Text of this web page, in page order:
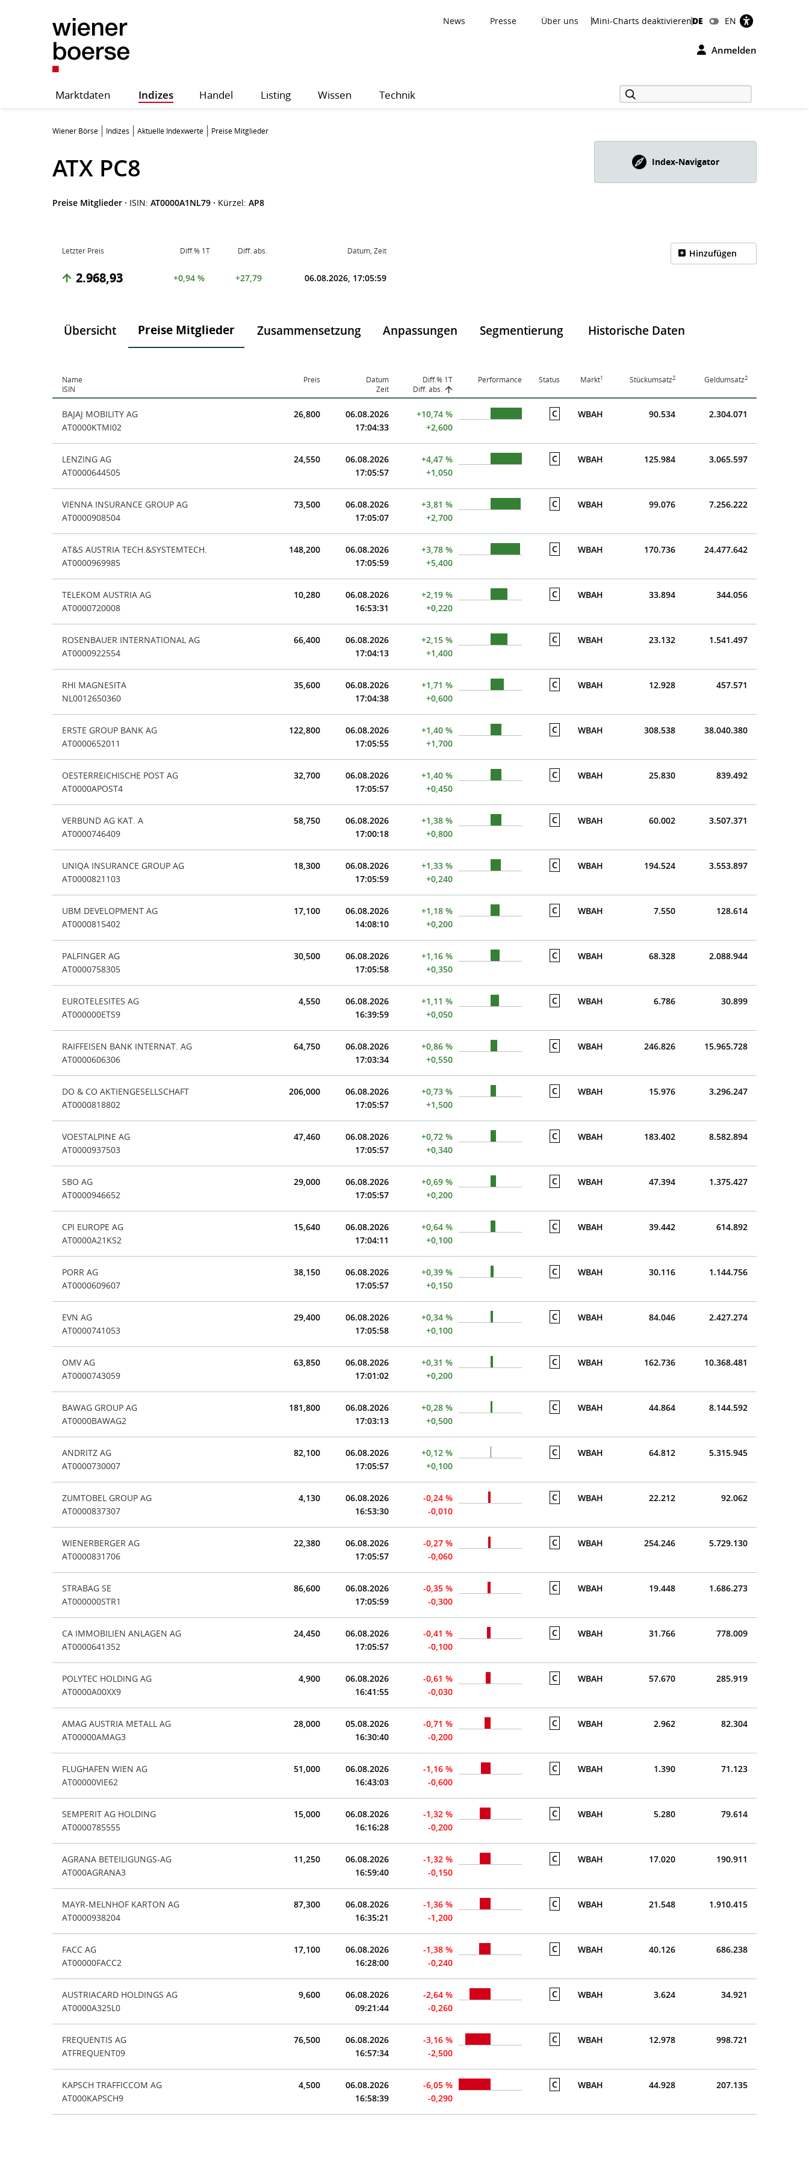
News Presse Über uns Mini-Charts deaktivierenDE EN
Anmelden
Marktdaten Indizes Handel Listing Wissen Technik
Wiener Börse Indizes Aktuelle Indexwerte Preise Mitglieder
ATX PC8
Preise Mitglieder · ISIN: AT0000A1NL79 · Kürzel: AP8
Index-Navigator
Letzter Preis Diff.% 1T Diff. abs. Datum, Zeit
2.968,93 +0,94 % +27,79 06.08.2026, 17:05:59
Hinzufügen
Übersicht Preise Mitglieder Zusammensetzung Anpassungen Segmentierung Historische Daten
Name
ISIN
Preis
Datum
Zeit
Diff.% 1T
Diff. abs.
Performance Status Markt1 Stückumsatz2 Geldumsatz2
BAJAJ MOBILITY AG
AT0000KTMI02
26,800
06.08.2026
17:04:33
+10,74 %
+2,600
C WBAH 90.534 2.304.071
LENZING AG
AT0000644505
24,550
06.08.2026
17:05:57
+4,47 %
+1,050
C WBAH 125.984 3.065.597
VIENNA INSURANCE GROUP AG
AT0000908504
73,500
06.08.2026
17:05:07
+3,81 %
+2,700
C WBAH 99.076 7.256.222
AT&S AUSTRIA TECH.&SYSTEMTECH.
AT0000969985
148,200
06.08.2026
17:05:59
+3,78 %
+5,400
C WBAH 170.736 24.477.642
TELEKOM AUSTRIA AG
AT0000720008
10,280
06.08.2026
16:53:31
+2,19 %
+0,220
C WBAH 33.894 344.056
ROSENBAUER INTERNATIONAL AG
AT0000922554
66,400
06.08.2026
17:04:13
+2,15 %
+1,400
C WBAH 23.132 1.541.497
RHI MAGNESITA
NL0012650360
35,600
06.08.2026
17:04:38
+1,71 %
+0,600
C WBAH 12.928 457.571
ERSTE GROUP BANK AG
AT0000652011
122,800
06.08.2026
17:05:55
+1,40 %
+1,700
C WBAH 308.538 38.040.380
OESTERREICHISCHE POST AG
AT0000APOST4
32,700
06.08.2026
17:05:57
+1,40 %
+0,450
C WBAH 25.830 839.492
VERBUND AG KAT. A
AT0000746409
58,750
06.08.2026
17:00:18
+1,38 %
+0,800
C WBAH 60.002 3.507.371
UNIQA INSURANCE GROUP AG
AT0000821103
18,300
06.08.2026
17:05:59
+1,33 %
+0,240
C WBAH 194.524 3.553.897
UBM DEVELOPMENT AG
AT0000815402
17,100
06.08.2026
14:08:10
+1,18 %
+0,200
C WBAH 7.550 128.614
PALFINGER AG
AT0000758305
30,500
06.08.2026
17:05:58
+1,16 %
+0,350
C WBAH 68.328 2.088.944
EUROTELESITES AG
AT000000ETS9
4,550
06.08.2026
16:39:59
+1,11 %
+0,050
C WBAH 6.786 30.899
RAIFFEISEN BANK INTERNAT. AG
AT0000606306
64,750
06.08.2026
17:03:34
+0,86 %
+0,550
C WBAH 246.826 15.965.728
DO & CO AKTIENGESELLSCHAFT
AT0000818802
206,000
06.08.2026
17:05:57
+0,73 %
+1,500
C WBAH 15.976 3.296.247
VOESTALPINE AG
AT0000937503
47,460
06.08.2026
17:05:57
+0,72 %
+0,340
C WBAH 183.402 8.582.894
SBO AG
AT0000946652
29,000
06.08.2026
17:05:57
+0,69 %
+0,200
C WBAH 47.394 1.375.427
CPI EUROPE AG
AT0000A21KS2
15,640
06.08.2026
17:04:11
+0,64 %
+0,100
C WBAH 39.442 614.892
PORR AG
AT0000609607
38,150
06.08.2026
17:05:57
+0,39 %
+0,150
C WBAH 30.116 1.144.756
EVN AG
AT0000741053
29,400
06.08.2026
17:05:58
+0,34 %
+0,100
C WBAH 84.046 2.427.274
OMV AG
AT0000743059
63,850
06.08.2026
17:01:02
+0,31 %
+0,200
C WBAH 162.736 10.368.481
BAWAG GROUP AG
AT0000BAWAG2
181,800
06.08.2026
17:03:13
+0,28 %
+0,500
C WBAH 44.864 8.144.592
ANDRITZ AG
AT0000730007
82,100
06.08.2026
17:05:57
+0,12 %
+0,100
C WBAH 64.812 5.315.945
ZUMTOBEL GROUP AG
AT0000837307
4,130
06.08.2026
16:53:30
-0,24 %
-0,010
C WBAH 22.212 92.062
WIENERBERGER AG
AT0000831706
22,380
06.08.2026
17:05:57
-0,27 %
-0,060
C WBAH 254.246 5.729.130
STRABAG SE
AT000000STR1
86,600
06.08.2026
17:05:59
-0,35 %
-0,300
C WBAH 19.448 1.686.273
CA IMMOBILIEN ANLAGEN AG
AT0000641352
24,450
06.08.2026
17:05:57
-0,41 %
-0,100
C WBAH 31.766 778.009
POLYTEC HOLDING AG
AT0000A00XX9
4,900
06.08.2026
16:41:55
-0,61 %
-0,030
C WBAH 57.670 285.919
AMAG AUSTRIA METALL AG
AT00000AMAG3
28,000
05.08.2026
16:30:40
-0,71 %
-0,200
C WBAH 2.962 82.304
FLUGHAFEN WIEN AG
AT00000VIE62
51,000
06.08.2026
16:43:03
-1,16 %
-0,600
C WBAH 1.390 71.123
SEMPERIT AG HOLDING
AT0000785555
15,000
06.08.2026
16:16:28
-1,32 %
-0,200
C WBAH 5.280 79.614
AGRANA BETEILIGUNGS-AG
AT000AGRANA3
11,250
06.08.2026
16:59:40
-1,32 %
-0,150
C WBAH 17.020 190.911
MAYR-MELNHOF KARTON AG
AT0000938204
87,300
06.08.2026
16:35:21
-1,36 %
-1,200
C WBAH 21.548 1.910.415
FACC AG
AT00000FACC2
17,100
06.08.2026
16:28:00
-1,38 %
-0,240
C WBAH 40.126 686.238
AUSTRIACARD HOLDINGS AG
AT0000A325L0
9,600
06.08.2026
09:21:44
-2,64 %
-0,260
C WBAH 3.624 34.921
FREQUENTIS AG
ATFREQUENT09
76,500
06.08.2026
16:57:34
-3,16 %
-2,500
C WBAH 12.978 998.721
KAPSCH TRAFFICCOM AG
AT000KAPSCH9
4,500
06.08.2026
16:58:39
-6,05 %
-0,290
C WBAH 44.928 207.135